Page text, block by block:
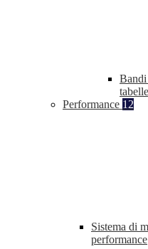
Bandi
Performance 12
Sistema di
performance